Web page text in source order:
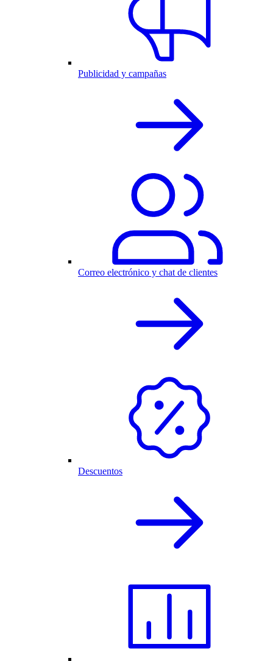
Publicidad y campañas
Correo electrónico y chat de clientes
Descuentos